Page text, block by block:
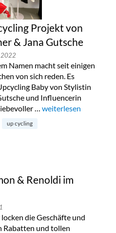
Projekt von
& Jana Gutsche
2022
Namen macht seit einigen
von sich reden. Es
Baby von Stylistin
und Influencerin
… „Calling Gloria –
weiterlesen
up cycling
& Renoldi im
die Geschäfte und
Rabatten und tollen